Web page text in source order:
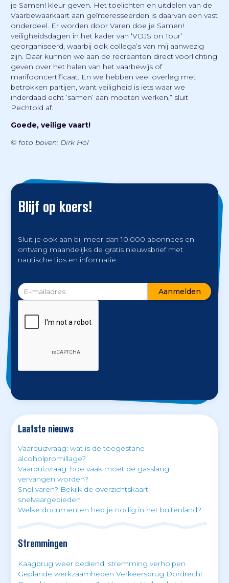
je Samen! kleur geven. Het toelichten en uitdelen van de
Vaarbewaarkaart aan geïnteresseerden is daarvan een vast
onderdeel. Er worden door Varen doe je Samen!
veiligheidsdagen in het kader van ‘VDJS on Tour’
georganiseerd, waarbij ook collega’s van mij aanwezig
zijn. Daar kunnen we aan de recreanten direct voorlichting
geven over het halen van het vaarbewijs of
marifooncertificaat. En we hebben veel overleg met
betrokken partijen, want veiligheid is iets waar we
inderdaad echt ‘samen’ aan moeten werken,” sluit
Pechtold af.
Goede, veilige vaart!
© foto boven: Dirk Hol
Blijf op koers!
Sluit je ook aan bij meer dan 10.000 abonnees en
ontvang maandelijks de gratis nieuwsbrief met
nautische tips en informatie.
Laatste nieuws
Vaarquizvraag: wat is de toegestane
alcoholpromillage?
Vaarquizvraag: hoe vaak moet de gasslang
vervangen worden?
Snel varen? Bekijk de overzichtskaart
snelvaargebieden
Welke documenten heb je nodig in het buitenland?
Stremmingen
Kaagbrug weer bediend, stremming verholpen
Geplande werkzaamheden Verkeersbrug Dordrecht